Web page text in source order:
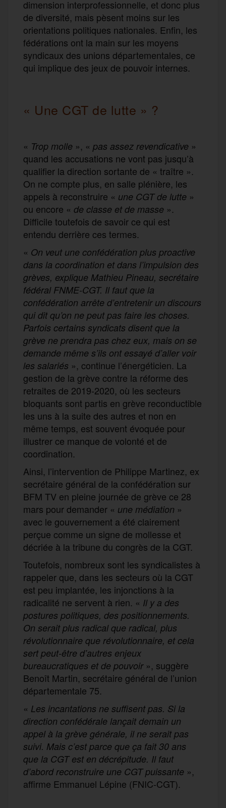
dimension interprofessionnelle, et donc plus
de diversité, mais pèsent moins sur les
orientations politiques nationales. Enfin, les
fédérations ont la main sur les moyens
syndicaux des unions départementales, ce
qui implique des jeux de pouvoir internes.
« Une CGT de lutte » ?
« Trop molle », « pas assez revendicative »
quand les accusations ne vont pas jusqu’à
qualifier la direction sortante de « traître ».
On ne compte plus, en salle plénière, les
appels à reconstruire « une CGT de lutte »
ou encore « de classe et de masse ».
Difficile toutefois de savoir ce qui est
entendu derrière ces termes.
« On veut une confédération plus proactive
dans la coordination et dans l’impulsion des
grèves, explique Mathieu Pineau, secrétaire
fédéral FNME-CGT. Il faut que la
confédération arrête d’entretenir un discours
qui dit qu’on ne peut pas faire les choses.
Parfois certains syndicats disent que la
grève ne prendra pas chez eux, mais on se
demande même s’ils ont essayé d’aller voir
les salariés », continue l’énergéticien. La
gestion de la grève contre la réforme des
retraites de 2019-2020, où les secteurs
bloquants sont partis en grève reconductible
les uns à la suite des autres et non en
même temps, est souvent évoquée pour
illustrer ce manque de volonté et de
coordination.
Ainsi, l’intervention de Philippe Martinez, ex
secrétaire général de la confédération sur
BFM TV en pleine journée de grève ce 28
mars pour demander « une médiation »
avec le gouvernement a été clairement
perçue comme un signe de mollesse et
décriée à la tribune du congrès de la CGT.
Toutefois, nombreux sont les syndicalistes à
rappeler que, dans les secteurs où la CGT
est peu implantée, les injonctions à la
radicalité ne servent à rien. « Il y a des
postures politiques, des positionnements.
On serait plus radical que radical, plus
révolutionnaire que révolutionnaire, et cela
sert peut-être d’autres enjeux
bureaucratiques et de pouvoir», suggère
Benoît Martin, secrétaire général de l’union
départementale 75.
« Les incantations ne suffisent pas. Si la
direction confédérale lançait demain un
appel à la grève générale, il ne serait pas
suivi. Mais c’est parce que ça fait 30 ans
que la CGT est en décrépitude. Il faut
d’abord reconstruire une CGT puissante »,
affirme Emmanuel Lépine (FNIC-CGT).